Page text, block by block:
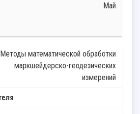
Май
Методы математической обработки
маркшейдерско-геодезических
измерений